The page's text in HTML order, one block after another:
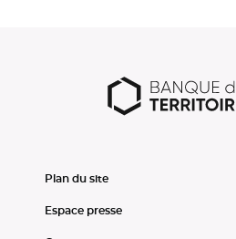
Plan du site
Espace presse